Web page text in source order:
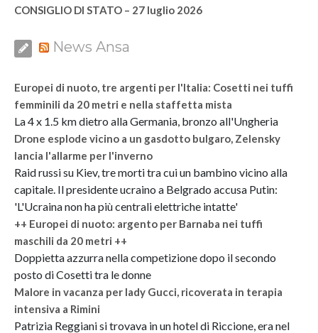
CONSIGLIO DI STATO – 27 luglio 2026
News Ansa
Europei di nuoto, tre argenti per l'Italia: Cosetti nei tuffi
femminili da 20 metri e nella staffetta mista
La 4 x 1.5 km dietro alla Germania, bronzo all'Ungheria
Drone esplode vicino a un gasdotto bulgaro, Zelensky
lancia l'allarme per l'inverno
Raid russi su Kiev, tre morti tra cui un bambino vicino alla
capitale. Il presidente ucraino a Belgrado accusa Putin:
'L'Ucraina non ha più centrali elettriche intatte'
++ Europei di nuoto: argento per Barnaba nei tuffi
maschili da 20 metri ++
Doppietta azzurra nella competizione dopo il secondo
posto di Cosetti tra le donne
Malore in vacanza per lady Gucci, ricoverata in terapia
intensiva a Rimini
Patrizia Reggiani si trovava in un hotel di Riccione, era nel